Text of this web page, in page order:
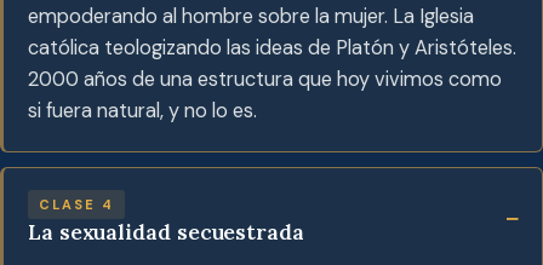
empoderando al hombre sobre la mujer. La Iglesia
católica teologizando las ideas de Platón y Aristóteles.
2000 años de una estructura que hoy vivimos como
si fuera natural, y no lo es.
CLASE 4
La sexualidad secuestrada